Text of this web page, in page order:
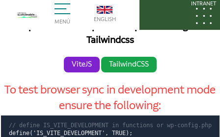
MENÚ ENGLISH
INTRANET
Hello World!
Wordpress Theme rapid development using Vite &
Tailwindcss
ViteJS TailwindCSS
To test browser sync in development mode
ensure the following:
// define IS_VITE_DEVELOPMENT in functions or wp-config.php
define('IS_VITE_DEVELOPMENT', TRUE);